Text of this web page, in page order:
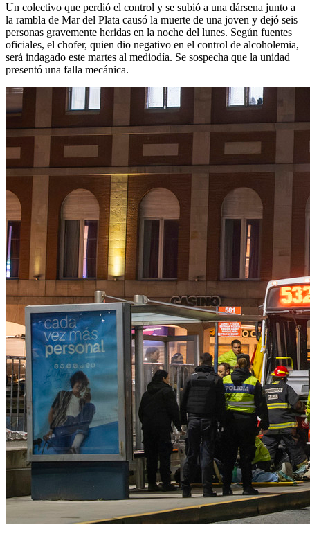
Un colectivo que perdió el control y se subió a una dársena junto a
la rambla de Mar del Plata causó la muerte de una joven y dejó seis
personas gravemente heridas en la noche del lunes. Según fuentes
oficiales, el chofer, quien dio negativo en el control de alcoholemia,
será indagado este martes al mediodía. Se sospecha que la unidad
presentó una falla mecánica.